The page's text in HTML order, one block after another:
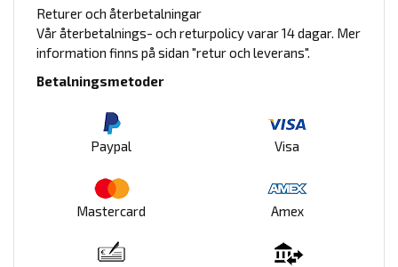
Returer och återbetalningar
Vår återbetalnings- och returpolicy varar 14 dagar. Mer
information finns på sidan "retur och leverans".
Betalningsmetoder
Paypal Visa
Mastercard Amex